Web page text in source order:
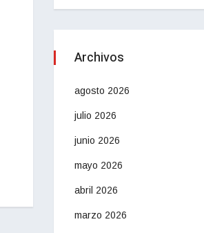
Archivos
agosto 2026
julio 2026
junio 2026
mayo 2026
abril 2026
marzo 2026